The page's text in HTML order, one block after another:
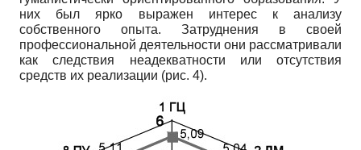
них был ярко выражен интерес к анализу
собственного опыта. Затруднения в своей
профессиональной деятельности они рассматривали
как следствия неадекватности или отсутствия
средств их реализации (рис. 4).